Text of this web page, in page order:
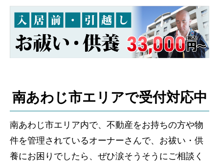
南あわじ市エリアで受付対応中
南あわじ市エリア内で、不動産をお持ちの方や物
件を管理されているオーナーさんで、お祓い・供
養にお困りでしたら、ぜひ涙そうそうにご相談く